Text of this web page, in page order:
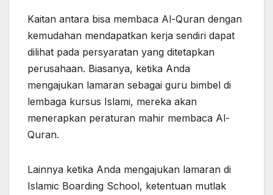
Kaitan antara bisa membaca Al-Quran dengan
kemudahan mendapatkan kerja sendiri dapat
dilihat pada persyaratan yang ditetapkan
perusahaan. Biasanya, ketika Anda
mengajukan lamaran sebagai guru bimbel di
lembaga kursus Islami, mereka akan
menerapkan peraturan mahir membaca Al-
Quran.
Lainnya ketika Anda mengajukan lamaran di
Islamic Boarding School, ketentuan mutlak